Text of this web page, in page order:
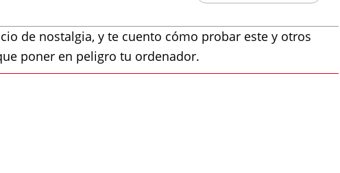
de nostalgia, y te cuento cómo probar este y otros
poner en peligro tu ordenador.